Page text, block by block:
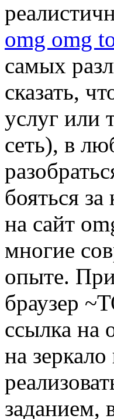
omg omg
самых
сказать,
услуг или
сеть), в
бояться
на сайт
многие
опыте.
браузер
ссылка на
на
заданием,